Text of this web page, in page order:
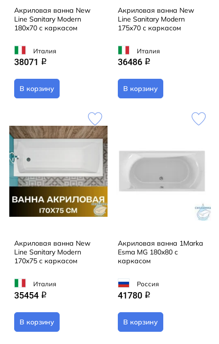
Акриловая ванна New
Line Sanitary Modern
180x70 с каркасом
Италия
38071 q
В корзину
Акриловая ванна New
Line Sanitary Modern
175x70 с каркасом
Италия
36486 q
В корзину
Акриловая ванна New
Line Sanitary Modern
170x75 с каркасом
Италия
35454 q
В корзину
Акриловая ванна 1Marka
Esma MG 180x80 с
каркасом
Россия
41780 q
В корзину